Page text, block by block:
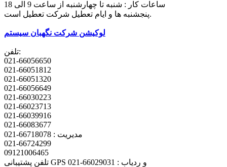
پنجشنبه ها و ایام تعطیل شرکت تعطیل است.
لوکیشن شرکت نگهبان سیستم
تلفن:
021-66056650
021-66051812
021-66051320
021-66056649
021-66030223
021-66023713
021-66039916
021-66083677
مدیریت : 66718078-021
021-66724299
09121006465
تلفن پشتیبانی GPS و ردیاب : 66029031-021